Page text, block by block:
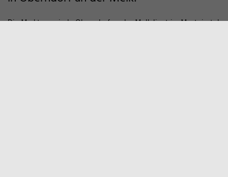
Die Marktgemeinde Oberndorf an der Melk liegt im Mostviertel